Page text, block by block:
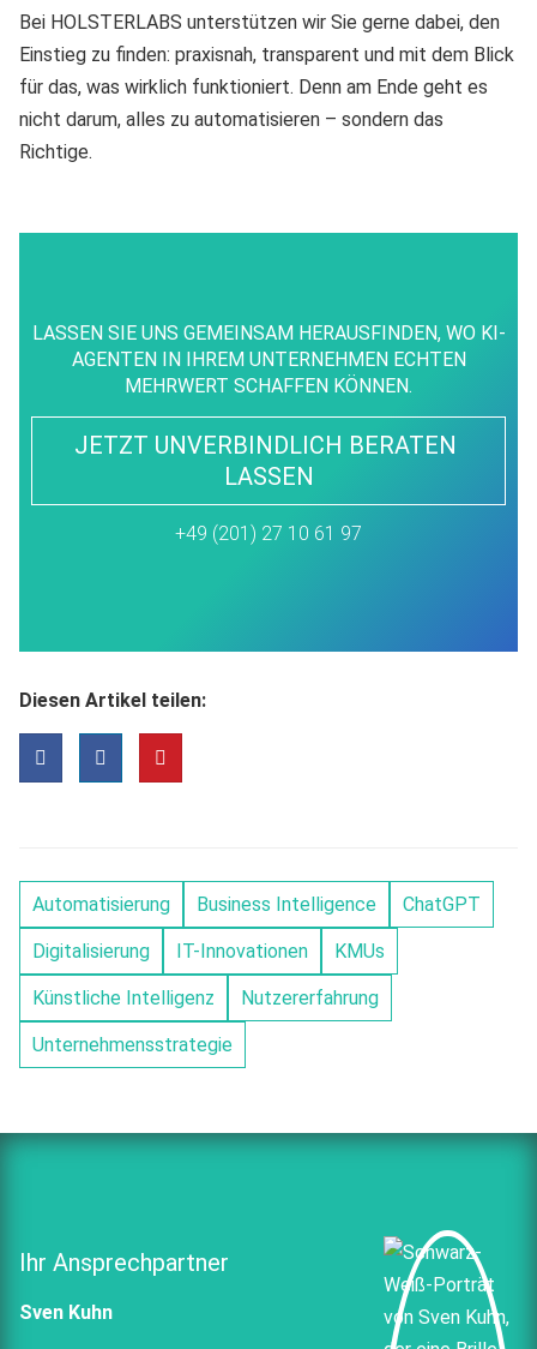
Bei HOLSTERLABS unterstützen wir Sie gerne dabei, den
Einstieg zu finden: praxisnah, transparent und mit dem Blick
für das, was wirklich funktioniert. Denn am Ende geht es
nicht darum, alles zu automatisieren – sondern das
Richtige.
LASSEN SIE UNS GEMEINSAM HERAUSFINDEN, WO KI-
AGENTEN IN IHREM UNTERNEHMEN ECHTEN
MEHRWERT SCHAFFEN KÖNNEN.
JETZT UNVERBINDLICH BERATEN
LASSEN
+49 (201) 27 10 61 97
Diesen Artikel teilen:
Automatisierung Business Intelligence ChatGPT
Digitalisierung IT-Innovationen KMUs
Künstliche Intelligenz Nutzererfahrung
Unternehmensstrategie
Ihr Ansprechpartner
Sven Kuhn